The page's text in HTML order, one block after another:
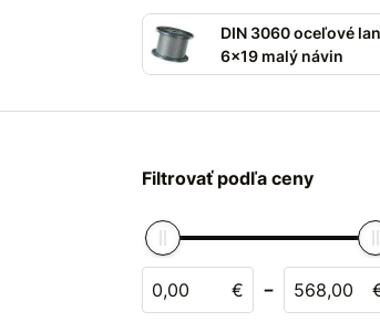
DIN 3060 oceľové
6x19 malý návin
Filtrovať podľa ceny
€ -